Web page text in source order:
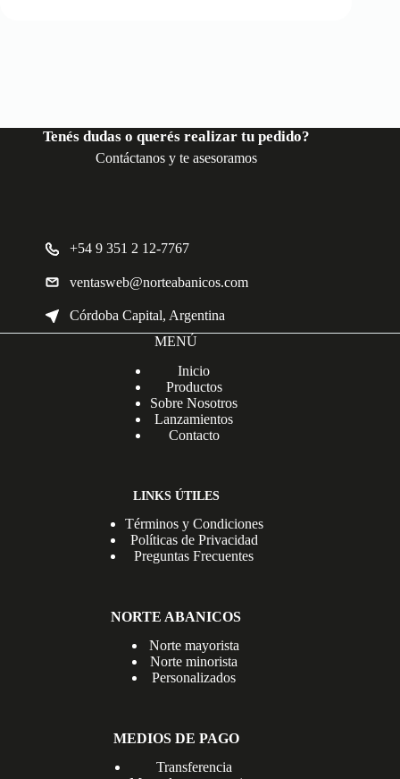
Tenés dudas o querés realizar tu pedido?
Contáctanos y te asesoramos
+54 9 351 2 12-7767
ventasweb@norteabanicos.com
Córdoba Capital, Argentina
MENÚ
Inicio
Productos
Sobre Nosotros
Lanzamientos
Contacto
LINKS ÚTILES
Términos y Condiciones
Políticas de Privacidad
Preguntas Frecuentes
NORTE ABANICOS
Norte mayorista
Norte minorista
Personalizados
MEDIOS DE PAGO
Transferencia